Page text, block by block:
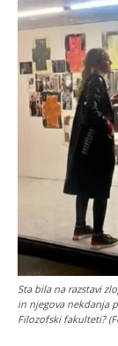
Sta bila na razstavi
in njegova nekdanja
Filozofski fakulteti?